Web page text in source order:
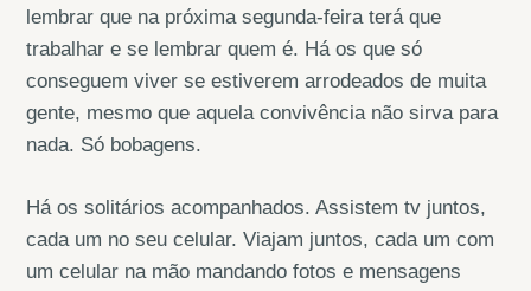
lembrar que na próxima segunda-feira terá que
trabalhar e se lembrar quem é. Há os que só
conseguem viver se estiverem arrodeados de muita
gente, mesmo que aquela convivência não sirva para
nada. Só bobagens.
Há os solitários acompanhados. Assistem tv juntos,
cada um no seu celular. Viajam juntos, cada um com
um celular na mão mandando fotos e mensagens